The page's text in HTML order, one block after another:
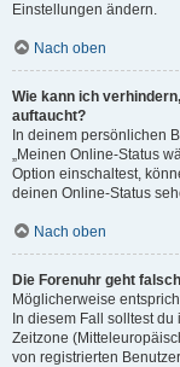
Einstellungen ändern.
Nach oben
Wie kann ich
auftaucht?
In deinem persönlichen
„Meinen Online-Status
Option einschaltest,
deinen Online-Status
Nach oben
Die Forenuhr geht
Möglicherweise
In diesem Fall solltest
Zeitzone
von registrierten